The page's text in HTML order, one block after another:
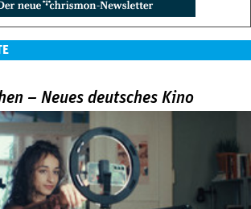
– Neues deutsches Kino